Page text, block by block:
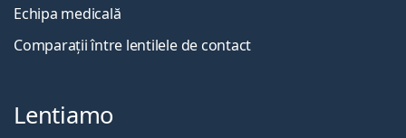
Echipa medicală
Comparații între lentilele de contact
Lentiamo